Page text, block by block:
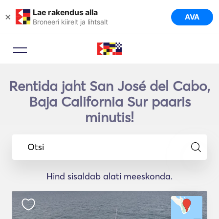
× Lae rakendus alla
Broneeri kiirelt ja lihtsalt AVA
Rentida jaht San José del Cabo,
Baja California Sur paaris
minutis!
Otsi
Hind sisaldab alati meeskonda.